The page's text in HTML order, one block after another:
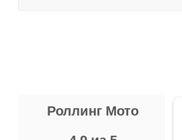
Роллинг Мото